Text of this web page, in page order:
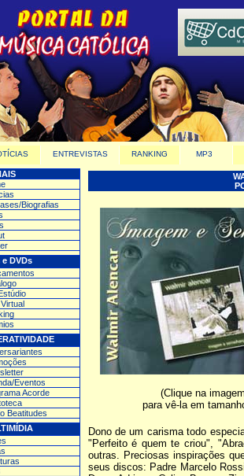
ENTREVISTAS RANKING MP3
Biografias
e DVDs
Eventos
Acorde
Beatitudes
(Clique na
para vê-la em
Dono de um carisma todo
"Perfeito é quem te criou",
outras. Preciosas inspirações
seus discos: Padre Marcelo